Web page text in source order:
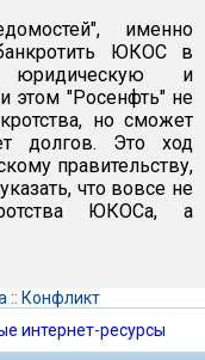
именно
ЮКОС в
юридическую и
этом "Росенфть" не
но сможет
долгов. Это ход
правительству,
что вовсе не
ЮКОСа, а
:: Конфликт
интернет-ресурсы